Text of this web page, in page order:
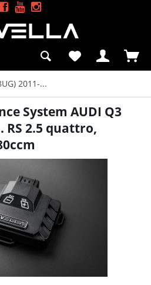
2011-...
System AUDI Q3
RS 2.5 quattro,